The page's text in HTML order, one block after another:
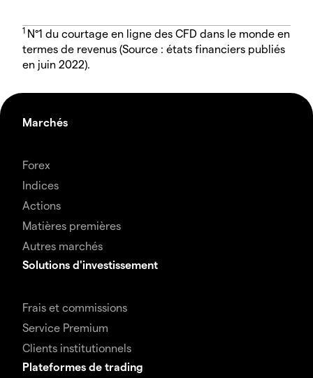
1 N°1 du courtage en ligne des CFD dans le monde en
termes de revenus (Source : états financiers publiés
en juin 2022).
Marchés
Forex
Indices
Actions
Matières premières
Autres marchés
Solutions d'investissement
Frais et commissions
Service Premium
Clients institutionnels
Plateformes de trading